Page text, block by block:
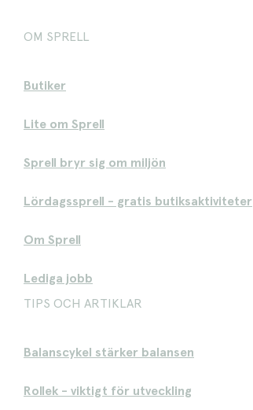
OM SPRELL
Butiker
Lite om Sprell
Sprell bryr sig om miljön
Lördagssprell - gratis butiksaktiviteter
Om Sprell
Lediga jobb
TIPS OCH ARTIKLAR
Balanscykel stärker balansen
Rollek - viktigt för utveckling